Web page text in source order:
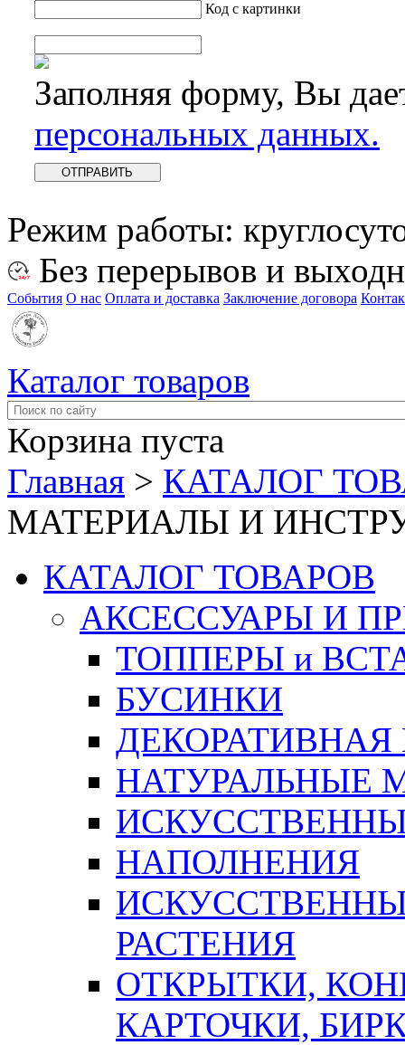
Код с картинки
Заполняя форму, Вы
персональных данных.
Режим работы:
Без перерывов и
События О нас Оплата и доставка Заключение договора
Каталог товаров
Корзина пуста
Главная > КАТАЛОГ
МАТЕРИАЛЫ И
КАТАЛОГ ТОВАРОВ
АКСЕССУАРЫ И
ТОППЕРЫ и
БУСИНКИ
ДЕКОРАТИВНАЯ
НАТУРАЛЬНЫЕ
НАПОЛНЕНИЯ
РАСТЕНИЯ
ОТКРЫТКИ,
КАРТОЧКИ,